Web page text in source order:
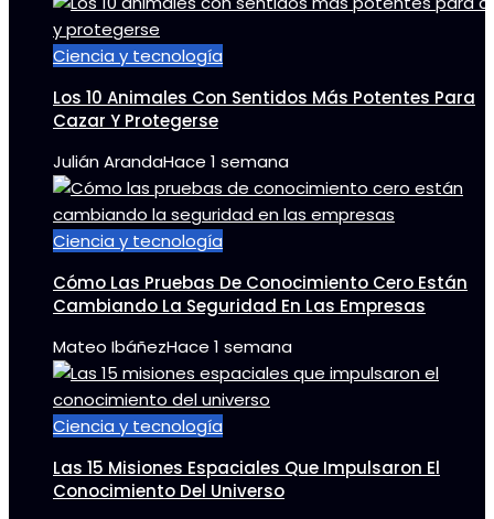
Ciencia y tecnología
Los 10 Animales Con Sentidos Más Potentes Para
Cazar Y Protegerse
Julián ArandaHace 1 semana
Ciencia y tecnología
Cómo Las Pruebas De Conocimiento Cero Están
Cambiando La Seguridad En Las Empresas
Mateo IbáñezHace 1 semana
Ciencia y tecnología
Las 15 Misiones Espaciales Que Impulsaron El
Conocimiento Del Universo